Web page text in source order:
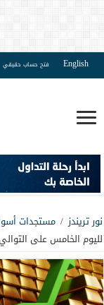
English فتح حساب حقيقي
نور تريندز / مستجدات
لليوم الخامس على